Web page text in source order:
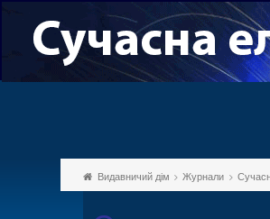
Видавничий дім Журнали